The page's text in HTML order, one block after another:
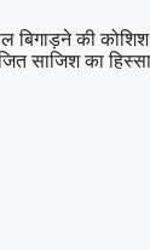
की
साजिश का